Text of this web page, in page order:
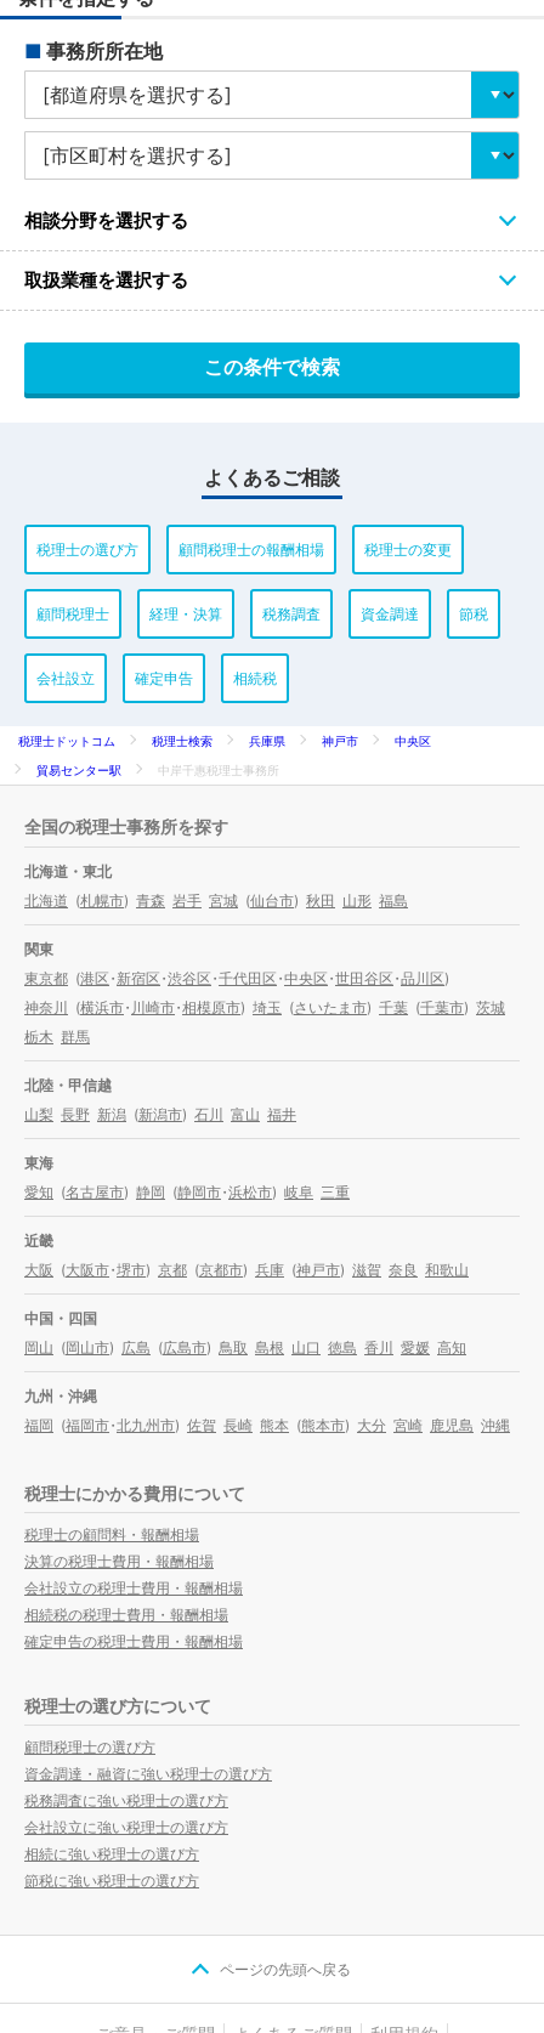
■ 事務所所在地
相談分野を選択する
取扱業種を選択する
よくあるご相談
税理士の選び方 顧問税理士の報酬相場 税理士の変更
顧問税理士 経理・決算 税務調査 資金調達 節税
会社設立 確定申告 相続税
税理士ドットコム 税理士検索 兵庫県 神戸市
中央区
貿易センター駅
中岸千惠税理士事務所
全国の税理士事務所を探す
北海道・東北
北海道 (札幌市) 青森 岩手 宮城 (仙台市) 秋田 山形 福島
関東
東京都 (港区・新宿区・渋谷区・千代田区・中央区・世田谷区・品川区)
神奈川 (横浜市・川崎市・相模原市) 埼玉 (さいたま市) 千葉 (千葉市) 茨城
栃木 群馬
北陸・甲信越
山梨 長野 新潟 (新潟市) 石川 富山 福井
東海
愛知 (名古屋市) 静岡 (静岡市・浜松市) 岐阜 三重
近畿
大阪 (大阪市・堺市) 京都 (京都市) 兵庫 (神戸市) 滋賀 奈良 和歌山
中国・四国
岡山 (岡山市) 広島 (広島市) 鳥取 島根 山口 徳島 香川 愛媛 高知
九州・沖縄
福岡 (福岡市・北九州市) 佐賀 長崎 熊本 (熊本市) 大分 宮崎 鹿児島 沖縄
税理士にかかる費用について
税理士の顧問料・報酬相場
決算の税理士費用・報酬相場
会社設立の税理士費用・報酬相場
相続税の税理士費用・報酬相場
確定申告の税理士費用・報酬相場
税理士の選び方について
顧問税理士の選び方
資金調達・融資に強い税理士の選び方
税務調査に強い税理士の選び方
会社設立に強い税理士の選び方
相続に強い税理士の選び方
節税に強い税理士の選び方
ページの先頭へ戻る